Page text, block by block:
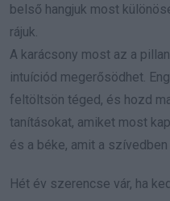
belső hangjuk most
rájuk.
A karácsony most az a
intuíciód megerősödhet.
feltöltsön téged, és hozd
tanításokat, amiket most
és a béke, amit a
Hét év szerencse vár, ha